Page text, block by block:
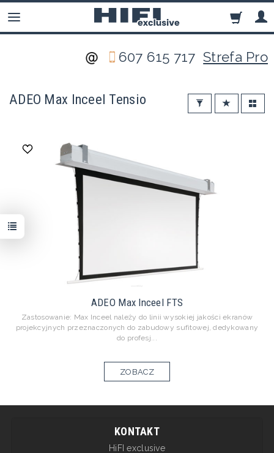
607 615 717Strefa Pro
ADEO Max Inceel Tensio
ADEO Max Inceel FTS
Zastosowanie: Max Inceel należy do linii wysokiej jakości ekranów
projekcyjnych przeznaczonych do zabudowy sufitowej, dedykowany
do profesj...
ZOBACZ
KONTAKT
HiFI exclusive